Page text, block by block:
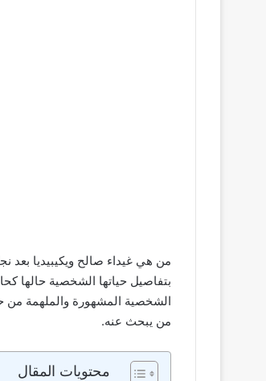
من هي غيداء صالح ويكيبيديا بعد
بتفاصيل حياتها الشخصية حالها
الشخصية المشهورة والملهمة
من يبحث عنه.
محتويات المقال